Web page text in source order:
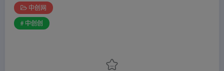
中创网
# 中创创